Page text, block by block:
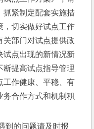
抓紧制定配套实施措
，切实做好试点工作
关部门对试点提供政
试点出现的新情况新
断提高试点指导管理
工作健康、平稳、有
务合作方式和机制积